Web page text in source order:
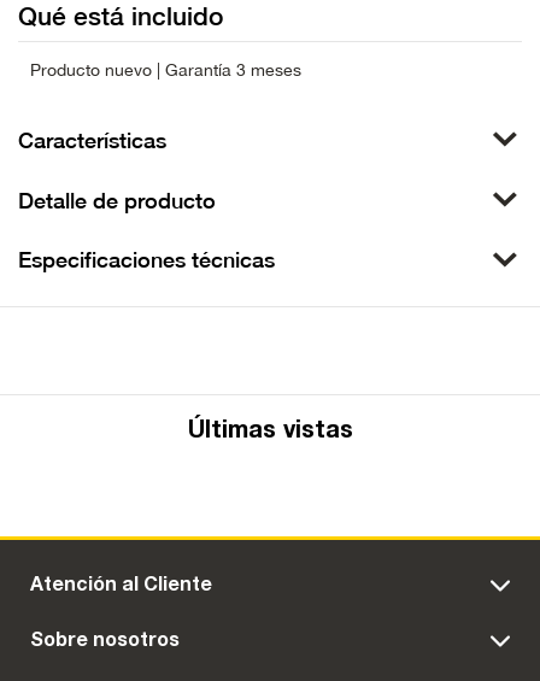
Qué está incluido
Producto nuevo | Garantía 3 meses
Características
Detalle de producto
Especificaciones técnicas
Últimas vistas
Atención al Cliente
Sobre nosotros